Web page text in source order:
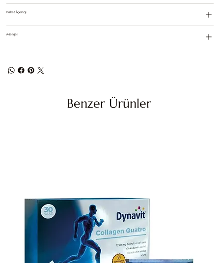
Paket İçeriği
Menşei
Benzer Ürünler